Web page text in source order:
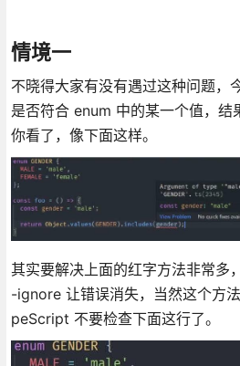
情境一
不晓得大家有没有遇过这种问题，
是否符合 enum 中的某一个值，
你看了，像下面这样。
其实要解决上面的红字方法非常多
-ignore 让错误消失，当然这个方
peScript 不要检查下面这行了。